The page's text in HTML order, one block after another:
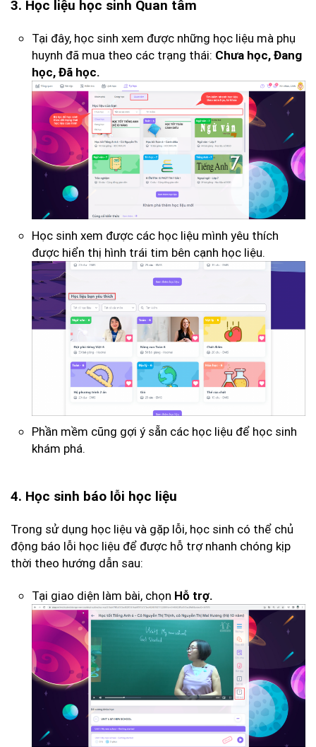
3. Học liệu học sinh Quan tâm
Tại đây, học sinh xem được những học liệu mà phụ
huynh đã mua theo các trạng thái: Chưa học, Đang
học, Đã học.
Học sinh xem được các học liệu mình yêu thích
được hiển thị hình trái tim bên cạnh học liệu.
Phần mềm cũng gợi ý sẵn các học liệu để học sinh
khám phá.
4. Học sinh báo lỗi học liệu
Trong sử dụng học liệu và gặp lỗi, học sinh có thể chủ
động báo lỗi học liệu để được hỗ trợ nhanh chóng kịp
thời theo hướng dẫn sau:
Tại giao diện làm bài, chọn Hỗ trợ.